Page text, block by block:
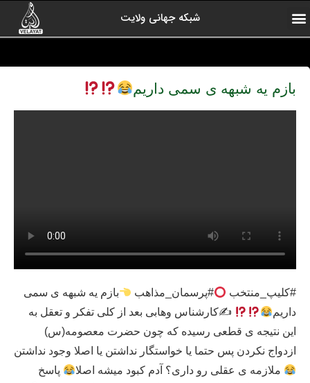
شبکه جهانی ولایت
بازم یه شبهه ی سمی داریم
#کلیپ_منتخب #پرسمان_مذاهب
بازم یه شبهه ی سمی
داریم
✍کارشناس وهابی بعد از کلی تفکر و تعقل به
این نتیجه ی قطعی رسیده که چون حضرت معصومه(س)
ازدواج نکردن پس حتما یا خواستگار نداشتن یا اصلا وجود نداشتن
ملازمه ی عقلی رو داری؟ آدم کبود میشه اصلا
پاسخ